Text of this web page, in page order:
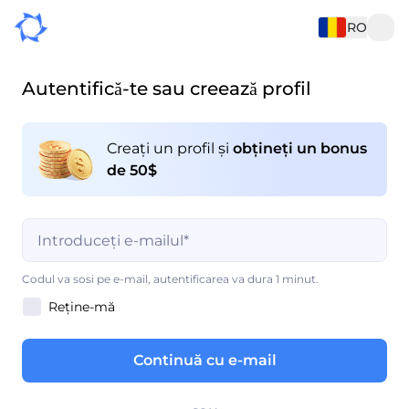
RO
Autentifică-te sau creează profil
Creați un profil și obțineți un bonus
de 50$
Codul va sosi pe e-mail, autentificarea va dura 1 minut.
Completarea câmpului este obligatorie
Reține-mă
Continuă cu e-mail